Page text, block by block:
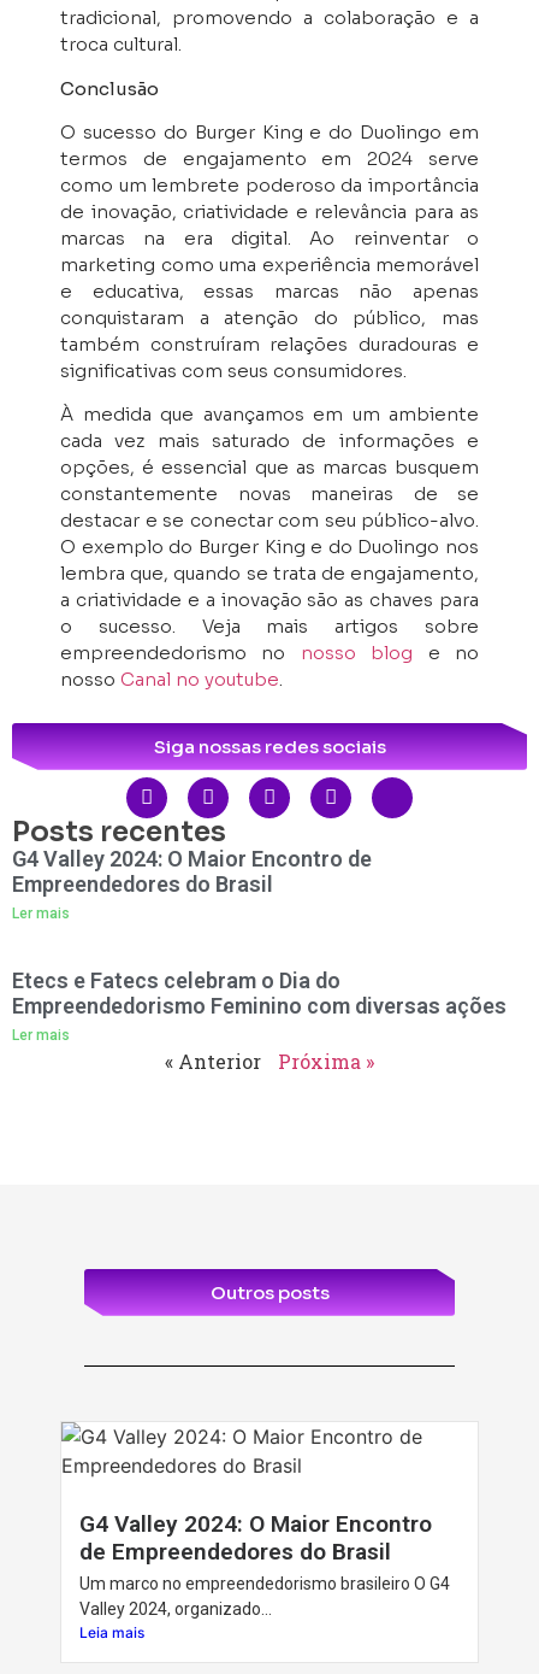
tradicional, promovendo a colaboração e a
troca cultural.
Conclusão
O sucesso do Burger King e do Duolingo em
termos de engajamento em 2024 serve
como um lembrete poderoso da importância
de inovação, criatividade e relevância para as
marcas na era digital. Ao reinventar o
marketing como uma experiência memorável
e educativa, essas marcas não apenas
conquistaram a atenção do público, mas
também construíram relações duradouras e
significativas com seus consumidores.
À medida que avançamos em um ambiente
cada vez mais saturado de informações e
opções, é essencial que as marcas busquem
constantemente novas maneiras de se
destacar e se conectar com seu público-alvo.
O exemplo do Burger King e do Duolingo nos
lembra que, quando se trata de engajamento,
a criatividade e a inovação são as chaves para
o sucesso. Veja mais artigos sobre
empreendedorismo no nosso blog e no
nosso Canal no youtube.
Siga nossas redes sociais
Posts recentes
G4 Valley 2024: O Maior Encontro de
Empreendedores do Brasil
Ler mais
Etecs e Fatecs celebram o Dia do
Empreendedorismo Feminino com diversas ações
Ler mais
« Anterior Próxima »
Outros posts
G4 Valley 2024: O Maior Encontro
de Empreendedores do Brasil
Um marco no empreendedorismo brasileiro O G4
Valley 2024, organizado...
Leia mais